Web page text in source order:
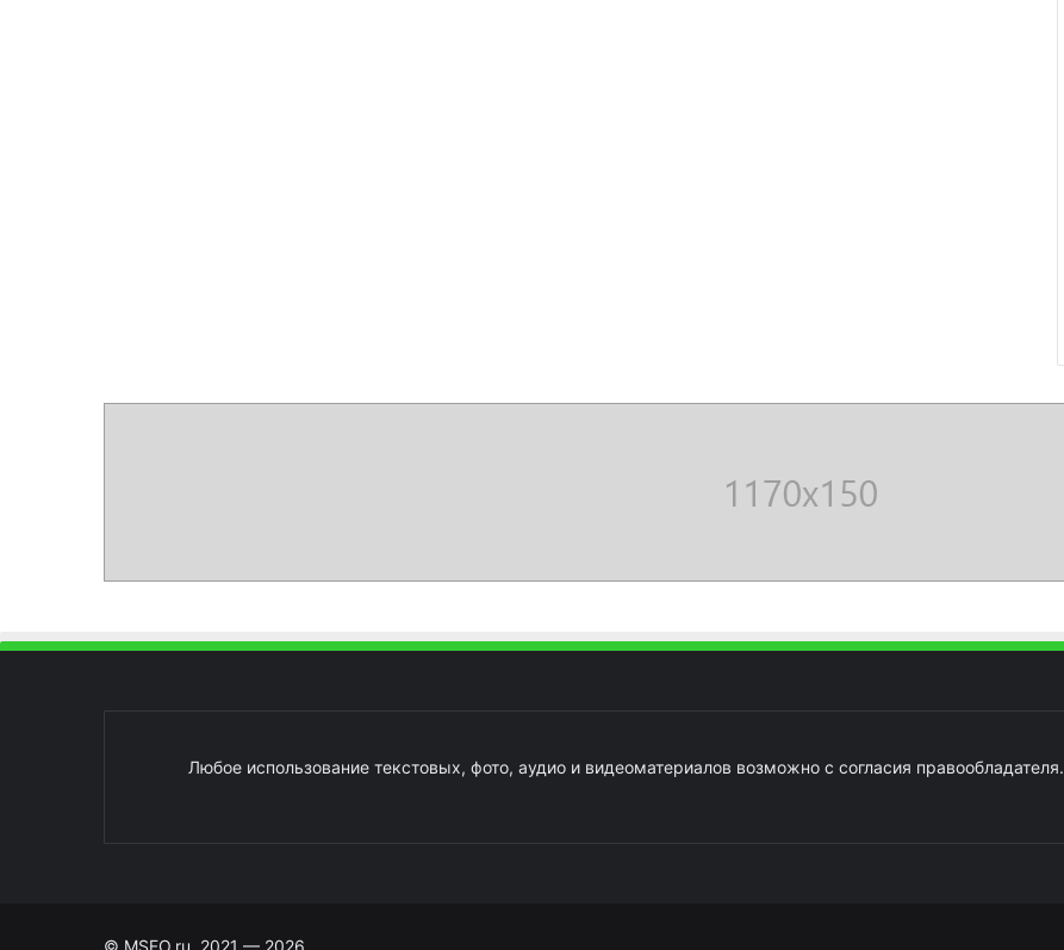
Любое использование текстовых, фото, аудио и видеоматериалов возможно с согласия правообладателя.
© MSFO.ru, 2021 — 2026